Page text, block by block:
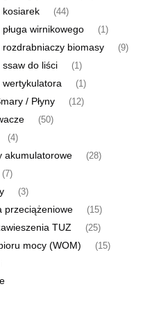
kosiarek (44)
wirnikowego (1)
rozdrabniaczy biomasy (9)
ssaw do liści (1)
wertykulatora (1)
/ Płyny (12)
(50)
(4)
akumulatorowe (28)
(7)
(3)
przeciążeniowe (15)
TUZ (25)
mocy (WOM) (15)